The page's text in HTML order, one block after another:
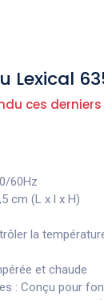
Lexical
ces
60Hz
cm (L x l x H)
la
et chaude
: Conçu pour